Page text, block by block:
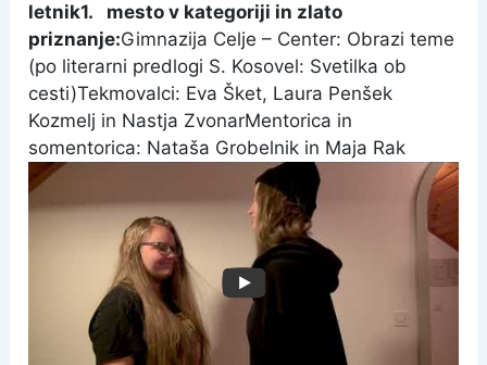
letnik1. mesto v kategoriji in zlato
priznanje:Gimnazija Celje – Center: Obrazi teme
(po literarni predlogi S. Kosovel: Svetilka ob
cesti)Tekmovalci: Eva Šket, Laura Penšek
Kozmelj in Nastja ZvonarMentorica in
somentorica: Nataša Grobelnik in Maja Rak